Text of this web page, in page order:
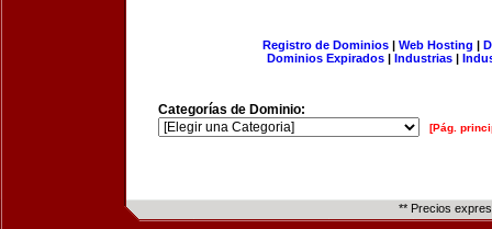
Registro de Dominios| Web Hosting |
Dominios Expirados | Industrias |
Categorías de Dominio:
[Pág.
** Precios